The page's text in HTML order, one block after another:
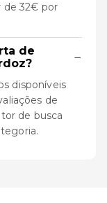
de 32€ por
de
−
disponíveis
de
de busca